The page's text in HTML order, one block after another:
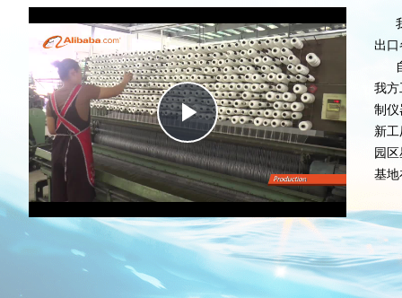
出口
自
我方
制仪
新
园
基地
Play
Video